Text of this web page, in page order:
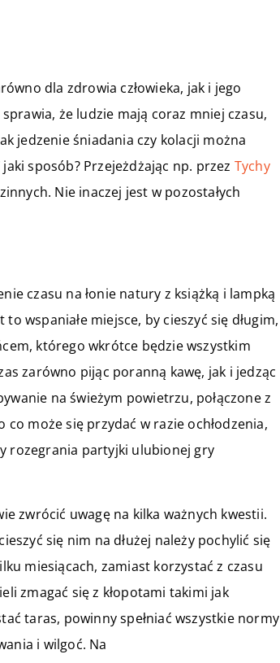
dla zdrowia człowieka, jak i jego
że ludzie mają coraz mniej czasu,
jedzenie śniadania czy kolacji można
sposób? Przejeżdżając np. przez Tychy
Nie inaczej jest w pozostałych
czasu na łonie natury z książką i lampką
wspaniałe miejsce, by cieszyć się długim,
którego wkrótce będzie wszystkim
zarówno pijąc poranną kawę, jak i jedząc
na świeżym powietrzu, połączone z
może się przydać w razie ochłodzenia,
rozegrania partyjki ulubionej gry
zwrócić uwagę na kilka ważnych kwestii.
się nim na dłużej należy pochylić się
miesiącach, zamiast korzystać z czasu
zmagać się z kłopotami takimi jak
taras, powinny spełniać wszystkie normy
i wilgoć. Na